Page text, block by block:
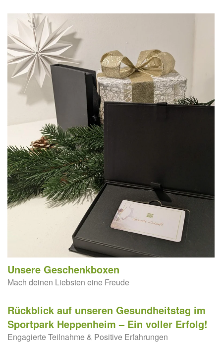
Unsere Geschenkboxen
Mach deinen Liebsten eine Freude
Rückblick auf unseren Gesundheitstag im
Sportpark Heppenheim – Ein voller Erfolg!
Engagierte Teilnahme & Positive Erfahrungen